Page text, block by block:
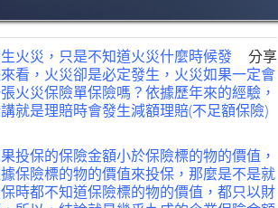
分享
火災，只是不知道火災什麼時候發
看，火災卻是必定發生，火災如果一定會
火災保險單保險嗎？依據歷年來的經驗，
就是理賠時會發生減額理賠(不足額保險)
投保的保險金額小於保險標的物的價值，
保險標的物的價值來投保，那麼是不是就
時都不知道保險標的物的價值，都只以財